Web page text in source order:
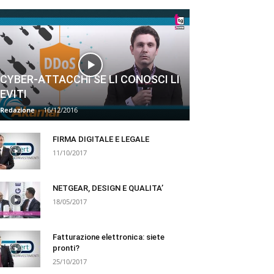
CYBER-ATTACCHI SE LI CONOSCI LI
EVITI
Redazione - 16/12/2016
FIRMA DIGITALE E LEGALE
11/10/2017
NETGEAR, DESIGN E QUALITA’
18/05/2017
Fatturazione elettronica: siete
pronti?
25/10/2017